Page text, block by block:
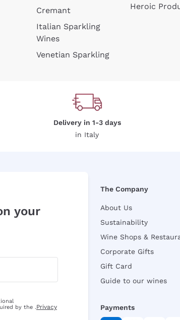
Cremant
Italian Sparkling
Wines
Venetian Sparkling
Heroic
Delivery in 1-3 days
in Italy
your
by the .Privacy
The Company
About Us
Sustainability
Wine Shops &
Corporate Gifts
Gift Card
Guide to our wines
Payments